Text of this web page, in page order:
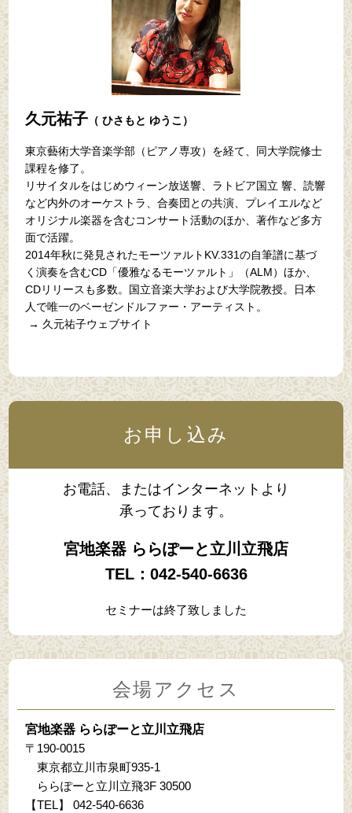
久元祐子 （ ひさもと ゆうこ）
東京藝術大学音楽学部（ピアノ専攻）を経て、同大学院修士
課程を修了。
リサイタルをはじめウィーン放送響、ラトビア国立 響、読響
など内外のオーケストラ、合奏団との共演、プレイエルなど
オリジナル楽器を含むコンサート活動のほか、著作など多方
面で活躍。
2014年秋に発見されたモーツァルトKV.331の自筆譜に基づ
く演奏を含むCD「優雅なるモーツァルト」（ALM）ほか、
CDリリースも多数。国立音楽大学および大学院教授。日本
人で唯一のベーゼンドルファー・アーティスト。
→ 久元祐子ウェブサイト
お申し込み
お電話、またはインターネットより
承っております。
宮地楽器 ららぽーと立川立飛店
TEL： 042-540-6636
セミナーは終了致しました
会場アクセス
宮地楽器 ららぽーと立川立飛店
〒190-0015
東京都立川市泉町935-1
ららぽーと立川立飛3F 30500
【TEL】
042-540-6636